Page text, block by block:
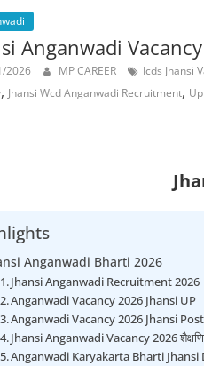
Anganwadi Vacancy
2026 MP CAREER Icds Jhansi
, Jhansi Wcd Anganwadi Recruitment,
Anganwadi Bharti 2026
Jhansi Anganwadi Recruitment 2026
Anganwadi Vacancy 2026 Jhansi UP
Anganwadi Vacancy 2026 Jhansi
Jhansi Anganwadi Vacancy 2026
Anganwadi Karyakarta Bharti Jhansi